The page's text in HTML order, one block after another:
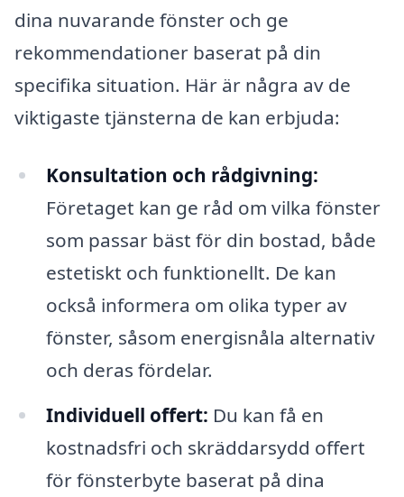
dina nuvarande fönster och ge
rekommendationer baserat på din
specifika situation. Här är några av de
viktigaste tjänsterna de kan erbjuda:
Konsultation och rådgivning:
Företaget kan ge råd om vilka fönster
som passar bäst för din bostad, både
estetiskt och funktionellt. De kan
också informera om olika typer av
fönster, såsom energisnåla alternativ
och deras fördelar.
Individuell offert: Du kan få en
kostnadsfri och skräddarsydd offert
för fönsterbyte baserat på dina